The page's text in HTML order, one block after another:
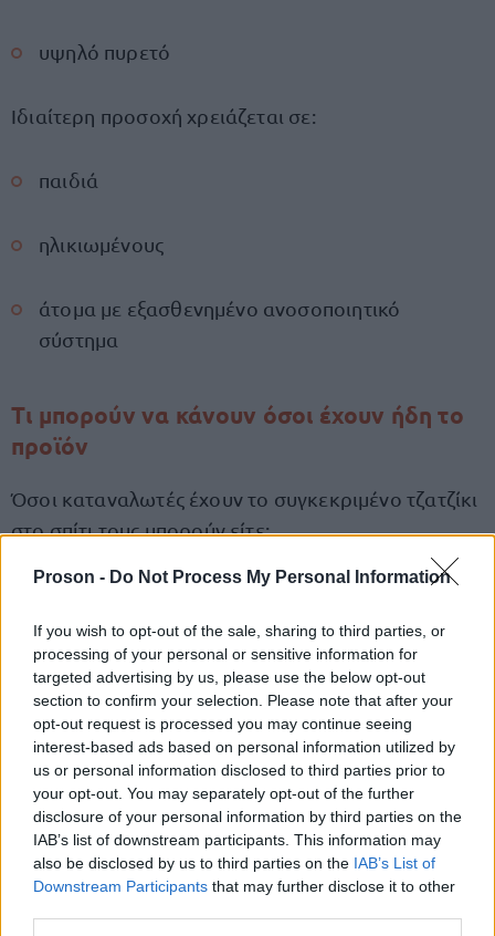
Proson - Do Not Process My Personal Information
If you wish to opt-out of the sale, sharing to third parties, or
processing of your personal or sensitive information for
targeted advertising by us, please use the below opt-out
section to confirm your selection. Please note that after your
opt-out request is processed you may continue seeing
interest-based ads based on personal information utilized by
us or personal information disclosed to third parties prior to
your opt-out. You may separately opt-out of the further
disclosure of your personal information by third parties on the
IAB’s list of downstream participants. This information may
also be disclosed by us to third parties on the IAB’s List of
Downstream Participants that may further disclose it to other
υψηλό πυρετό
Ιδιαίτερη προσοχή χρειάζεται σε:
παιδιά
ηλικιωμένους
άτομα με εξασθενημένο ανοσοποιητικό
σύστημα
Tι μπορούν να κάνουν όσοι έχουν ήδη το
προϊόν
Όσοι καταναλωτές έχουν το συγκεκριμένο τζατζίκι
στο σπίτι τους μπορούν είτε:
ή
να το αποστειρώσουνμε πλήρη θέρμανση
στους65°C και άνω, ώστε να εξουδετερωθεί ο
κίνδυνος.
Η ανάκληση αυτή δεν αποτελεί μεμονωμένο
συμβάν. Αντίστοιχα κρούσματα επιμόλυνσης με
σαλμονέλα είχαν αναφερθεί το 2024 και το 2025